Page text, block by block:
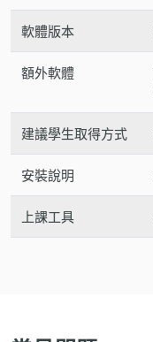
軟體版本
額外軟體
建議學生取得方式
安裝說明
上課工具